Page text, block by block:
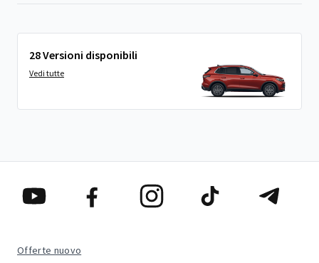
28 Versioni disponibili
Vedi tutte
Offerte nuovo